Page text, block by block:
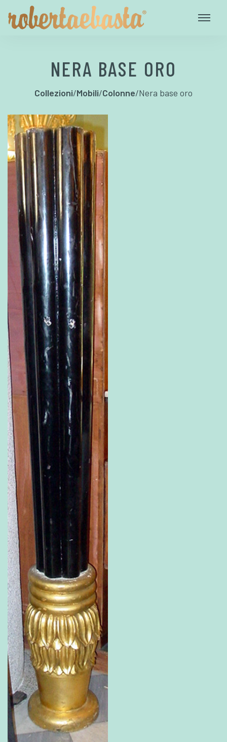
NERA BASE ORO
Collezioni/Mobili/Colonne/Nera base oro